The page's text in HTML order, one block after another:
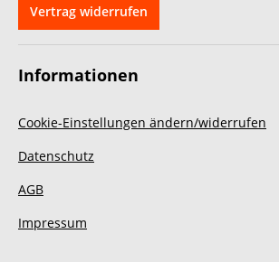
Vertrag widerrufen
Informationen
Cookie-Einstellungen ändern/widerrufen
Datenschutz
AGB
Impressum